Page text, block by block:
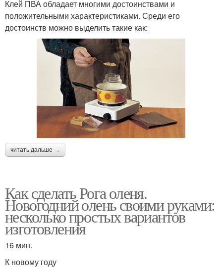
Клей ПВА обладает многими достоинствами и
положительными характеристиками. Среди его
достоинств можно выделить такие как:
читать дальше →
Как сделать Рога оленя.
Новогодний олень своими руками:
несколько простых вариантов
изготовления
16 мин.
К новому году